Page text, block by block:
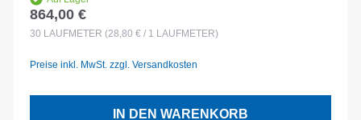
Regulärer Preis:
864,00 €
30 LAUFMETER (28,80 € / 1 LAUFMETER)
Preise inkl. MwSt. zzgl. Versandkosten
IN DEN WARENKORB